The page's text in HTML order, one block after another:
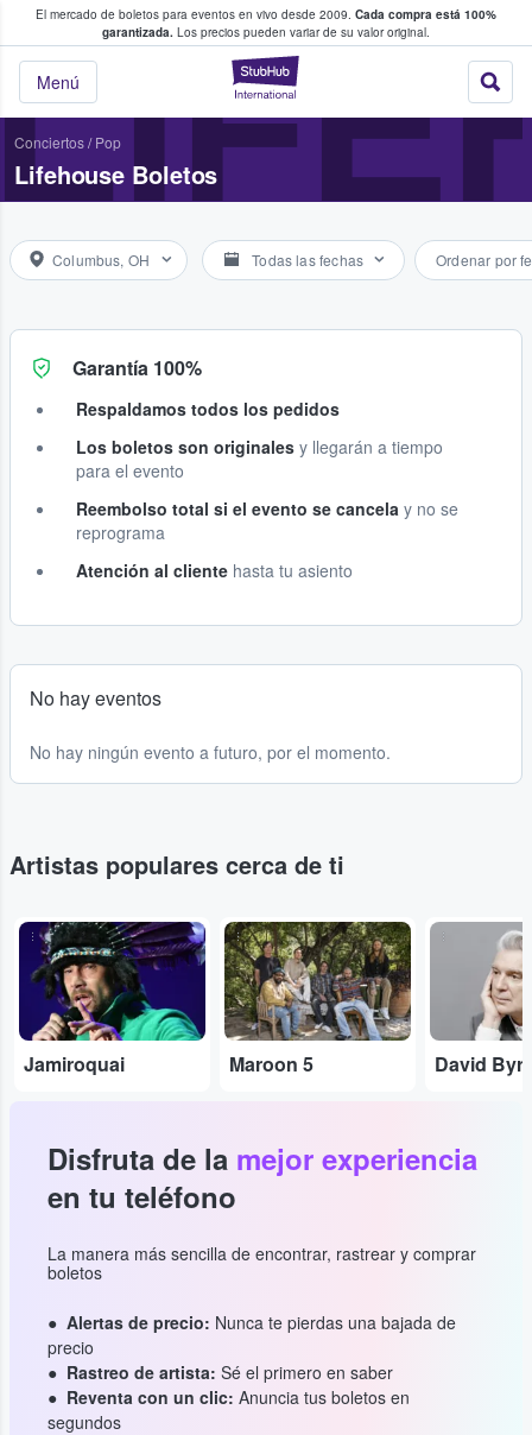
El mercado de boletos para eventos en vivo desde 2009. Cada compra está 100%
garantizada. Los precios pueden variar de su valor original.
StubHub: donde
Menú
fans compran y venden boletos
Conciertos/ Pop
Lifehouse Boletos
Columbus, OH Todas las fechas Ordenar por
Garantía 100%
Respaldamos todos los pedidos
Los boletos son originales y llegarán a tiempo
para el evento
Reembolso total si el evento se cancela y no se
reprograma
Atención al cliente hasta tu asiento
No hay eventos
No hay ningún evento a futuro, por el momento.
Artistas populares cerca de ti
...
Jamiroquai
...
Maroon 5
...
David
Disfruta de la mejor experiencia
en tu teléfono
La manera más sencilla de encontrar, rastrear y comprar
boletos
Alertas de precio: Nunca te pierdas una bajada de
precio
Rastreo de artista: Sé el primero en saber
Reventa con un clic: Anuncia tus boletos en
segundos